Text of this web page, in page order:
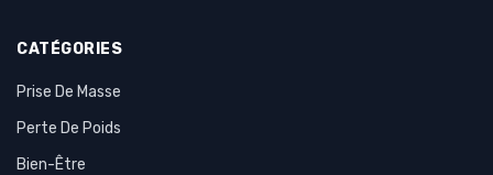
CATÉGORIES
Prise De Masse
Perte De Poids
Bien-Être